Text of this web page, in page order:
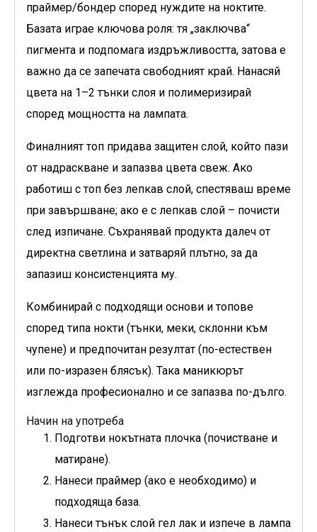
праймер/бондер според нуждите на ноктите.
Базата играе ключова роля: тя „заключва“
пигмента и подпомага издръжливостта, затова е
важно да се запечата свободният край. Нанасяй
цвета на 1–2 тънки слоя и полимеризирай
според мощността на лампата.
Финалният топ придава защитен слой, който пази
от надраскване и запазва цвета свеж. Ако
работиш с топ без лепкав слой, спестяваш време
при завършване; ако е с лепкав слой – почисти
след изпичане. Съхранявай продукта далеч от
директна светлина и затваряй плътно, за да
запазиш консистенцията му.
Комбинирай с подходящи основи и топове
според типа нокти (тънки, меки, склонни към
чупене) и предпочитан резултат (по-естествен
или по-изразен блясък). Така маникюрът
изглежда професионално и се запазва по-дълго.
Начин на употреба
Подготви нокътната плочка (почистване и
матиране).
Нанеси праймер (ако е необходимо) и
подходяща база.
Нанеси тънък слой гел лак и изпече в лампа